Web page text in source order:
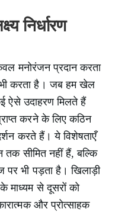
निर्धारण
मनोरंजन प्रदान करता
भी करता है। जब हम खेल
ऐसे उदाहरण मिलते हैं
करने के लिए कठिन
करते हैं। ये विशेषताएँ
सीमित नहीं हैं, बल्कि
पर भी पड़ता है। खिलाड़ी
से दूसरों को
और प्रोत्साहक